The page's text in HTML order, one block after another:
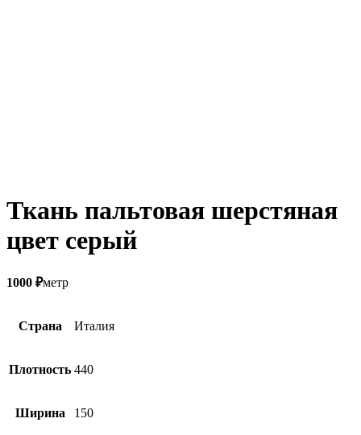
Ткань пальтовая шерстяная
цвет серый
1000 ₽метр
Страна Италия
Плотность 440
Ширина 150